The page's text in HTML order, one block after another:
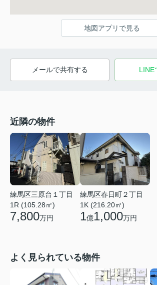
地図アプリで見る
メールで共有する LINE
近隣の物件
練馬区三原台１丁目
1R (105.28㎡)
7,800万円
練馬区春日町２丁目
1K (216.20㎡)
1億1,000万円
よく見られている物件